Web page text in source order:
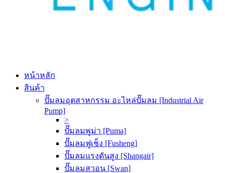
หน้าหลัก
สินค้า
ปั๊มลมอุตสาหกรรม อะไหล่ปั๊มลม [Industrial Air
Pump]
>
ปั๊มลมพูม่า [Puma]
ปั๊มลมฟูเช็ง [Fusheng]
ปั๊มลมแรงดันสูง [Shangair]
ปั๊มลมสวอน [Swan]